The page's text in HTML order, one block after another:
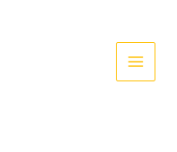
Menu